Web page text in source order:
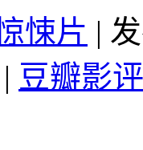
悚片 |
| 豆瓣影评